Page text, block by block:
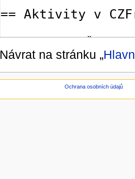
Návrat na stránku „
Ochrana osobních údajů